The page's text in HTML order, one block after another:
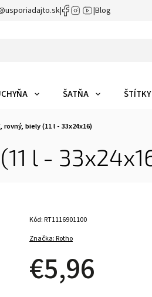
| |Blog
ŠATŇA ŠTÍTKY
rovný, biely (11 l - 33x24x16)
l -
Značka:Rotho
€5,96
Kód:RT1116901100